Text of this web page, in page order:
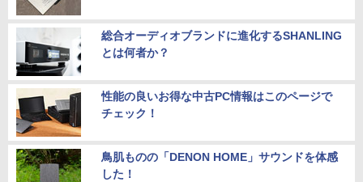
総合オーディオブランドに進化するSHANLING
とは何者か？
性能の良いお得な中古PC情報はこのページで
チェック！
鳥肌ものの「DENON HOME」サウンドを体感
した！